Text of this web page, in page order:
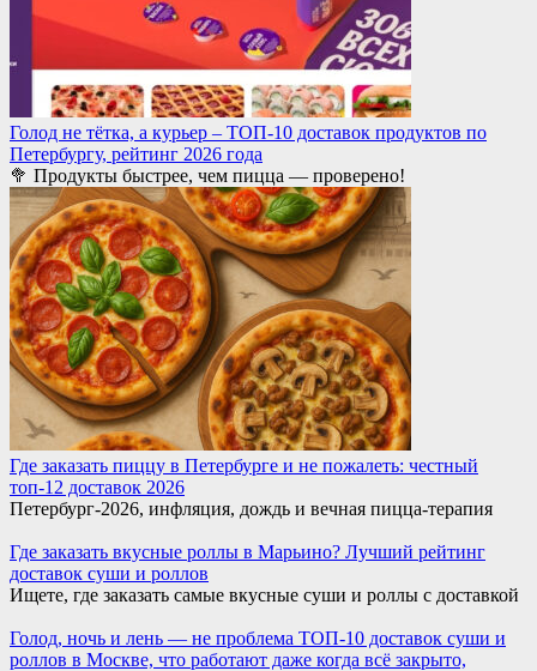
Голод не тётка, а курьер – ТОП-10 доставок продуктов по
Петербургу, рейтинг 2026 года
🥦 Продукты быстрее, чем пицца — проверено!
Где заказать пиццу в Петербурге и не пожалеть: честный
топ-12 доставок 2026
Петербург-2026, инфляция, дождь и вечная пицца-терапия
Где заказать вкусные роллы в Марьино? Лучший рейтинг
доставок суши и роллов
Ищете, где заказать самые вкусные суши и роллы с доставкой
Голод, ночь и лень — не проблема ТОП-10 доставок суши и
роллов в Москве, что работают даже когда всё закрыто,